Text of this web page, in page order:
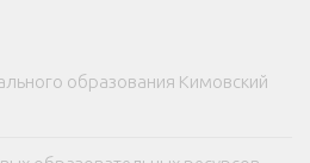
образования Кимовский